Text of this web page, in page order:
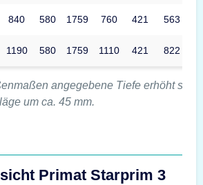
840 580 1759 760 421 563
1190 580 1759 1110 421 822
angegebene Tiefe erhöht sich
um ca. 45 mm.
Primat Starprim 3